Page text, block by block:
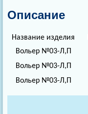
Описание
Название изделия
Вольер №03-Л,П
Вольер №03-Л,П
Вольер №03-Л,П